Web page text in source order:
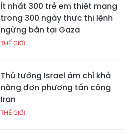
Ít nhất 300 trẻ em thiệt mạng
trong 300 ngày thực thi lệnh
ngừng bắn tại Gaza
THẾ GIỚI
Thủ tướng Israel ám chỉ khả
năng đơn phương tấn công
Iran
THẾ GIỚI